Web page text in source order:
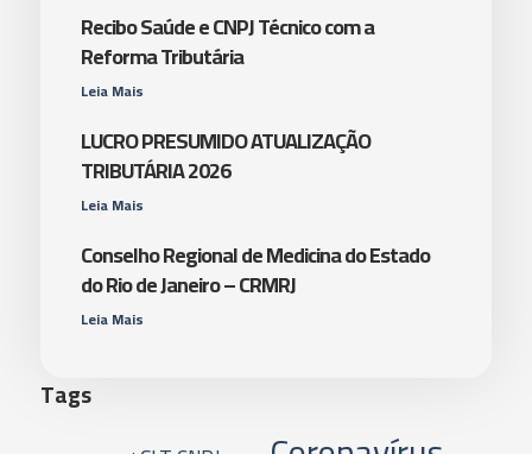
Recibo Saúde e CNPJ Técnico com a
Reforma Tributária
Leia Mais
LUCRO PRESUMIDO ATUALIZAÇÃO
TRIBUTÁRIA 2026
Leia Mais
Conselho Regional de Medicina do Estado
do Rio de Janeiro – CRMRJ
Leia Mais
Tags